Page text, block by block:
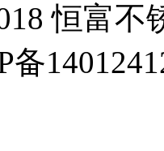
恒富不
备